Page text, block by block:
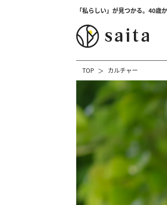
「私らしい」が見つかる。40歳
TOP カルチャー